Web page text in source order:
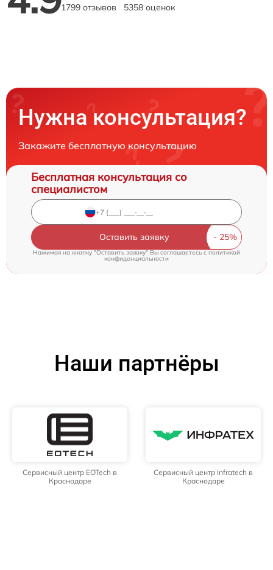
1799 отзывов 5358 оценок
Нужна консультация?
Закажите бесплатную консультацию
Бесплатная консультация со
специалистом
Оставить заявку
Нажимая на кнопку "Оставить заявку" Вы соглашаетесь c политикой
конфиденциальности
Наши партнёры
Сервисный центр EOTech в
Краснодаре
Сервисный центр Infratech в
Краснодаре